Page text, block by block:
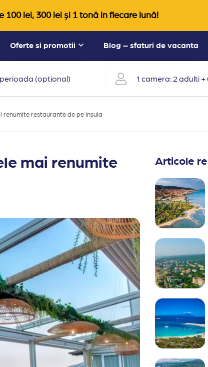
lei, 300 lei și 1 tonă in fiecare lună!
Oferte si promotii Blog – sfaturi de vacanta
(optional) 1 camera: 2 adulti +
renumite restaurante de pe insula
mai renumite
Articole